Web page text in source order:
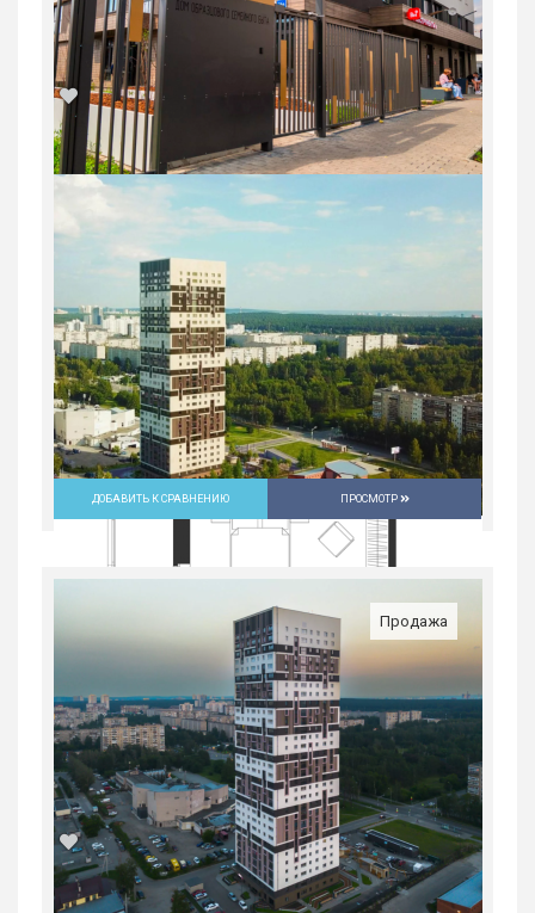
1-комн. квартира в Юго-Западном мкр
Россия, Свердловская область,
Екатеринбург
7 096 500 руб.
1 31/31 35.1 м2
ДОБАВИТЬ К СРАВНЕНИЮ ПРОСМОТР
Продажа